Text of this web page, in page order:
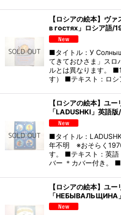
【ロシアの絵本】ヴ
в гостях」ロシア語/
■タイトル：У
てきておひさま」スロ
ルとは異なります。
す） ■テキスト：ロ
【ロシアの絵本】ユ
「LADUSHKI」英語
■タイトル：
年不明 ※おそらく
す。 ■テキスト：英
バー ＊カバー付き。
【ロシアの絵本】ユ
「НЕБЫВАЛЬЩИНА